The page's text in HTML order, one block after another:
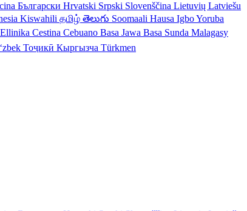
Български Hrvatski Srpski Slovenščina Lietuvių Latviešu
Kiswahili தமிழ் తెలుగు Soomaali Hausa IgboYoruba
Ellinika Cestina Cebuano Basa Jawa Basa Sunda Malagasy
Тоҷикӣ Кыргызча Türkmen